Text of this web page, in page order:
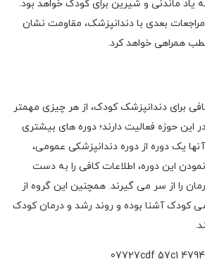
یاد ماندنی و شیرین برای کودک خواهد بود.
بعدی با دندانپزشک، مقاومت نشان
مطب همراهی خواهد کرد.
برای دندانپزشک کودک، از هر چیزی مهمتر
این حوزه فعالیت دارند؛ دوره های بیشتری
یک دوره از دوره دندانپزشکی عمومی،
این دوره، اطلاعات کافی را به دست
را از سر می گیرند. همچنین این گروه از
کودک آشنا بوده و روند رشد و درمان کودک